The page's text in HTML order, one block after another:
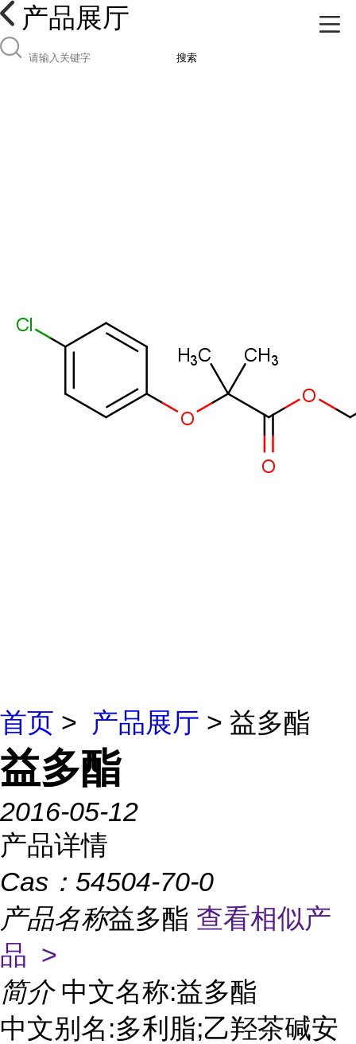
产品展厅
搜索
首页 > 产品展厅 > 益多酯
益多酯
2016-05-12
产品详情
Cas： 54504-70-0
产品名称益多酯 查看相似产
品 >
简介 中文名称:益多酯
中文别名:多利脂;乙羟茶碱安